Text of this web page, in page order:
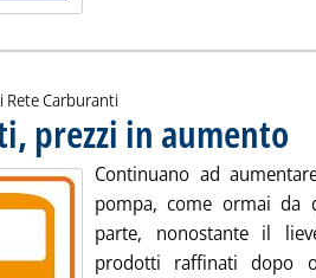
Rete Carburanti
prezzi in aumento
Continuano ad
pompa, come ormai da
parte, nonostante il
prodotti raffinati dopo